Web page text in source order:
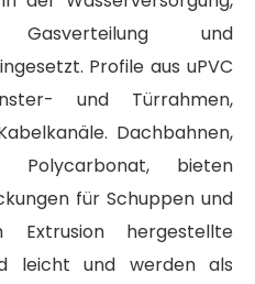
Gasverteilung und
Profile aus uPVC
und Türrahmen,
Dachbahnen,
bieten
für Schuppen und
Extrusion hergestellte
leicht und werden als